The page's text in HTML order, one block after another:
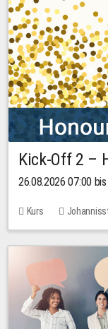
Kick-Off 2 –
26.08.2026 07:00
Kurs
Keine freien Plätze